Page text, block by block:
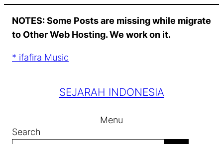
content
NOTES: Some Posts are missing while migrate
to Other Web Hosting. We work on it.
* ifafira Music
SEJARAH INDONESIA
Menu
Search